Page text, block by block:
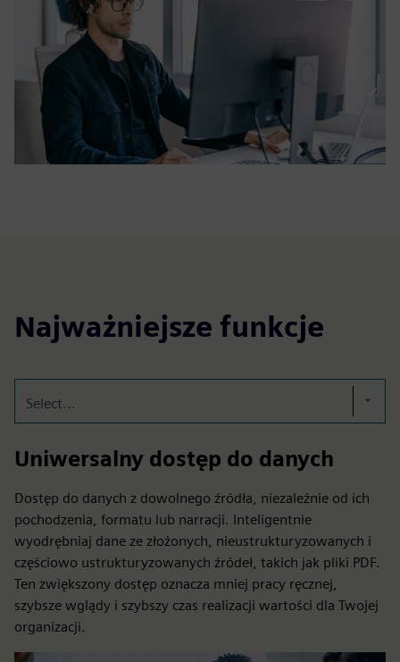
Najważniejsze funkcje
Select...
Uniwersalny dostęp do danych
Dostęp do danych z dowolnego źródła, niezależnie od ich
pochodzenia, formatu lub narracji. Inteligentnie
wyodrębniaj dane ze złożonych, nieustrukturyzowanych i
częściowo ustrukturyzowanych źródeł, takich jak pliki PDF.
Ten zwiększony dostęp oznacza mniej pracy ręcznej,
szybsze wglądy i szybszy czas realizacji wartości dla Twojej
organizacji.